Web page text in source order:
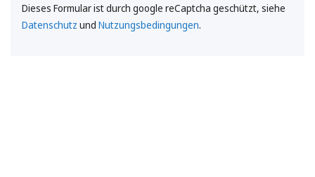
Dieses Formular ist durch google reCaptcha geschützt, siehe
Datenschutz und Nutzungsbedingungen.